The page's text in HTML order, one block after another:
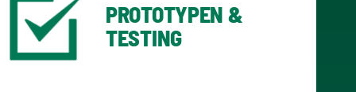
PROTOTYPEN &
TESTING